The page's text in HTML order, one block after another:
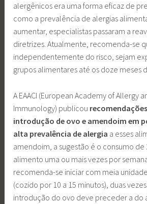
alergênicos era uma forma eficaz de
como a prevalência de alergias
aumentar, especialistas passaram a
diretrizes. Atualmente, recomenda-se
independentemente do risco, sejam
grupos alimentares até os doze meses
A EAACI (European Academy of Allergy
Immunology) publicou
introdução de ovo e amendoim em
alta prevalência de alergia a esses
amendoim, a sugestão é o consumo
alimento uma ou mais vezes por
recomenda-se iniciar com meia
(cozido por 10 a 15 minutos), duas
introdução do ovo deve preceder a do